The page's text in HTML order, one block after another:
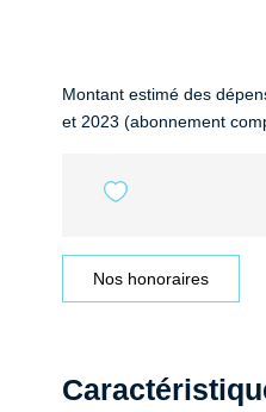
Montant estimé des
et 2023 (abonnement
Nos honoraires